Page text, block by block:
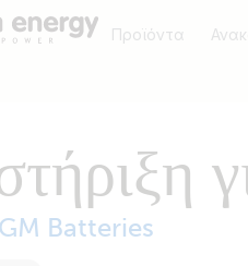
Προϊόντα
Batteries